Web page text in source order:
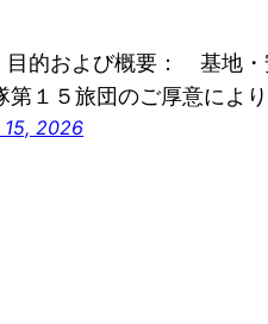
目的および概要： 基地・
第１５旅団のご厚意によ
15, 2026